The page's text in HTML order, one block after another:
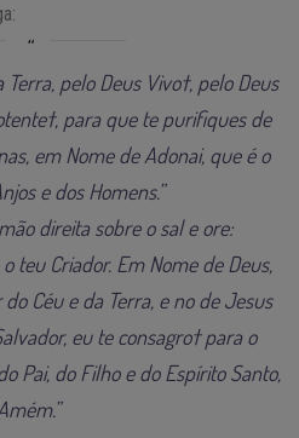
pelo Deus Vivo†, pelo Deus
para que te purifiques de
em Nome de Adonai, que é o
e dos Homens.”
direita sobre o sal e ore:
teu Criador. Em Nome de Deus,
Céu e da Terra, e no de Jesus
eu te consagro† para o
Pai, do Filho e do Espírito Santo,